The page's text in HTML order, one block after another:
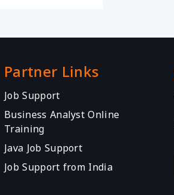
Partner Links
Job Support
Business Analyst Online
Training
Java Job Support
Job Support from India